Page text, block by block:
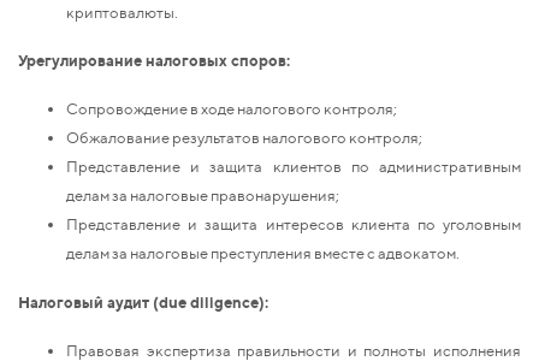
криптовалюты.
Урегулирование налоговых споров:
Сопровождение в ходе налогового контроля;
Обжалование результатов налогового контроля;
Представление и защита клиентов по административным
делам за налоговые правонарушения;
Представление и защита интересов клиента по уголовным
делам за налоговые преступления вместе с адвокатом.
Налоговый аудит (due diligence):
Правовая экспертиза правильности и полноты исполнения